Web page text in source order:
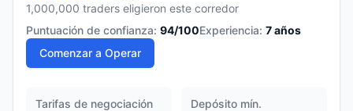
1,000,000 traders eligieron este corredor
Puntuación de confianza: 94/100Experiencia: 7años
Comenzar a Operar
Tarifas de negociación
Depósito mín.